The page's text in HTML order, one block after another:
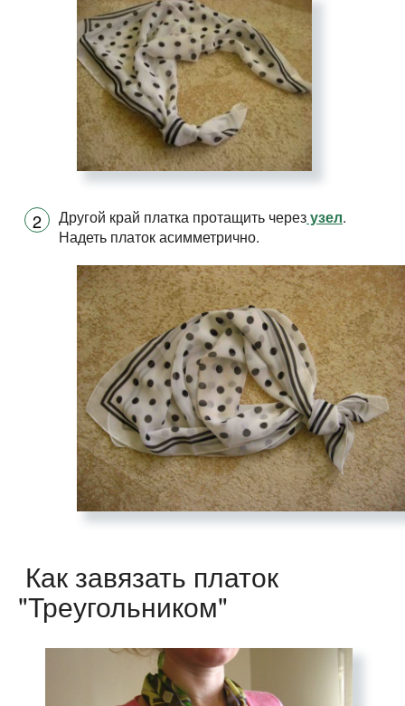
Другой край платка протащить черезузел.
Надеть платок асимметрично.
Как завязать платок
"Треугольником"